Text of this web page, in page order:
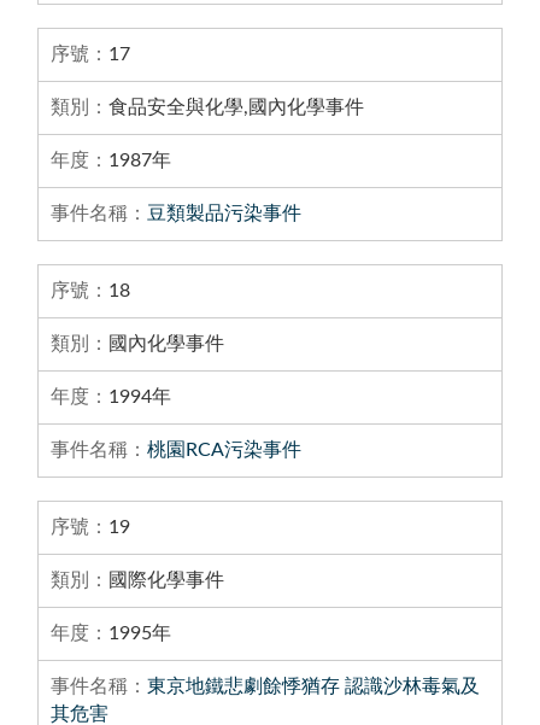
17
食品安全與化學,國內化學事件
1987年
豆類製品污染事件
18
國內化學事件
1994年
桃園RCA污染事件
19
國際化學事件
1995年
東京地鐵悲劇餘悸猶存 認識沙林毒氣及
其危害